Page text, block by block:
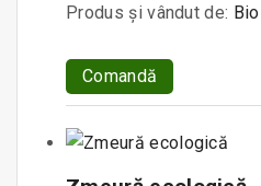
Produs și vândut de:
Comandă